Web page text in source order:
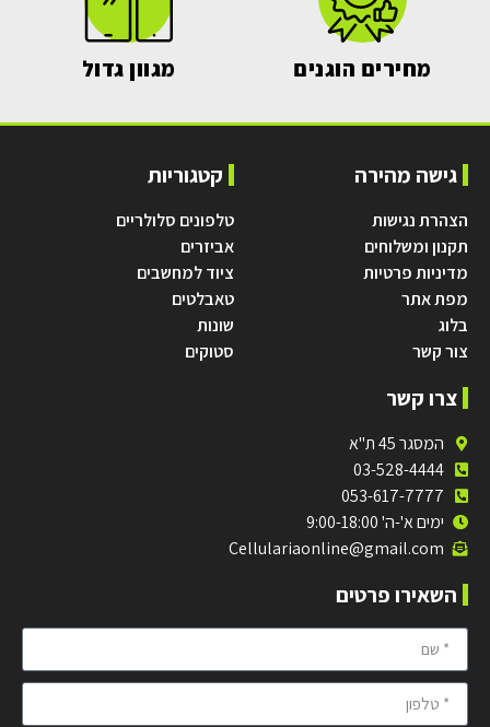
מחירים הוגנים מגוון גדול
גישה מהירה
הצהרת נגישות
תקנון ומשלוחים
מדיניות פרטיות
מפת אתר
בלוג
צור קשר
קטגוריות
טלפונים סלולריים
אביזרים
ציוד למחשבים
טאבלטים
שונות
סטוקים
צרו קשר
המסגר 45 ת"א
03-528-4444
053-617-7777
ימים א'-ה' 9:00-18:00
Cellulariaonline@gmail.com
השאירו פרטים